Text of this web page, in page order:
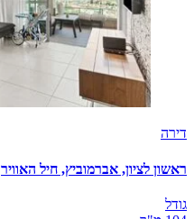
דירה
ראשון לציון, אברמוביץ, חיל האוויר
גודל